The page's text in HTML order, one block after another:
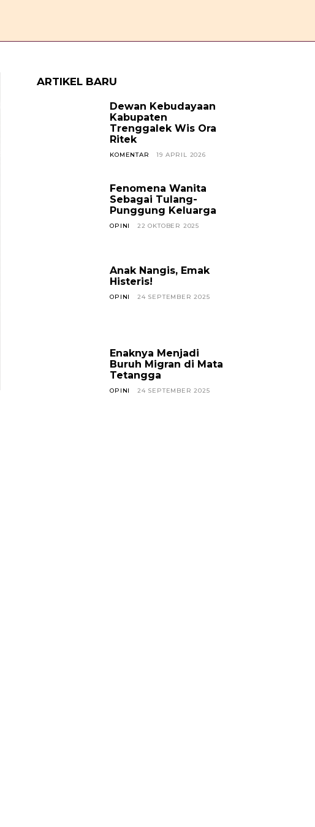
ARTIKEL BARU
Dewan Kebudayaan
Kabupaten
Trenggalek Wis Ora
Ritek
KOMENTAR 19 APRIL 2026
Fenomena Wanita
Sebagai Tulang-
Punggung Keluarga
OPINI 22 OKTOBER 2025
Anak Nangis, Emak
Histeris!
OPINI 24 SEPTEMBER 2025
Enaknya Menjadi
Buruh Migran di Mata
Tetangga
OPINI 24 SEPTEMBER 2025